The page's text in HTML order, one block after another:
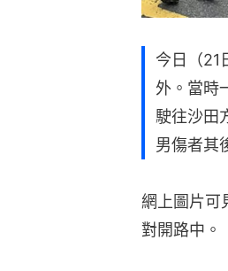
今日（21
外。當時
駛往沙田
男傷者其
網上圖片可
對開路中。